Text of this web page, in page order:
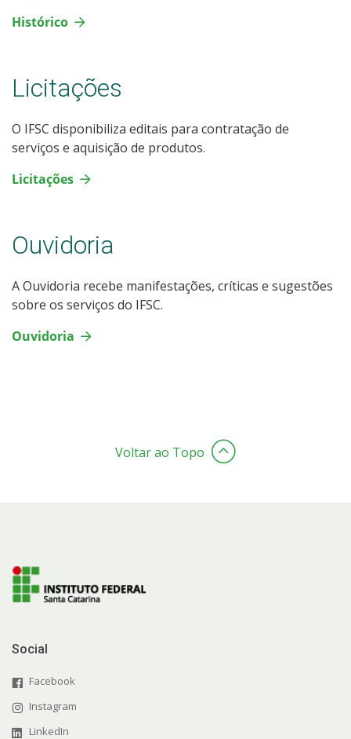
Histórico
Licitações
O IFSC disponibiliza editais para contratação de
serviços e aquisição de produtos.
Licitações
Ouvidoria
A Ouvidoria recebe manifestações, críticas e sugestões
sobre os serviços do IFSC.
Ouvidoria
Voltar ao Topo
Social
Facebook
Instagram
LinkedIn